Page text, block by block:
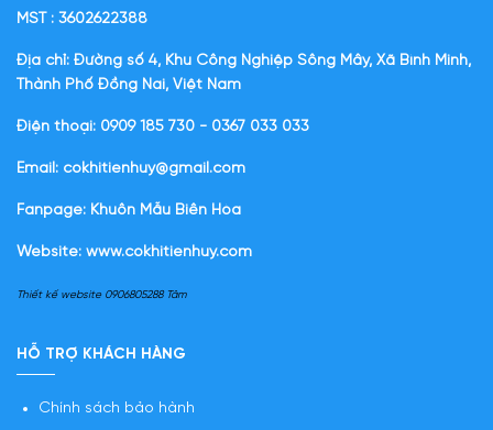
MST : 3602622388
Địa chỉ: Đường số 4, Khu Công Nghiệp Sông Mây, Xã Bình Minh,
Thành Phố Đồng Nai, Việt Nam
Điện thoại: 0909 185 730 - 0367 033 033
Email: cokhitienhuy@gmail.com
Fanpage: Khuôn Mẫu Biên Hòa
Website: www.cokhitienhuy.com
Thiết kế website 0906805288 Tâm
HỖ TRỢ KHÁCH HÀNG
Chính sách bảo hành